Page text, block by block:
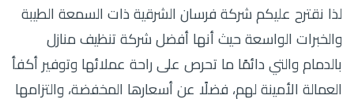
لذا نقترح عليكم شركة فرسان الشرقية ذات السمعة الطيبة
والخبرات الواسعة حيث أنها أفضل شركة تنظيف منازل
بالدمام والتي دائمًا ما تحرص على راحة عملائها وتوفير أكفأ
العمالة الأمينة لهم، فضلًا عن أسعارها المخفضة، والتزامها